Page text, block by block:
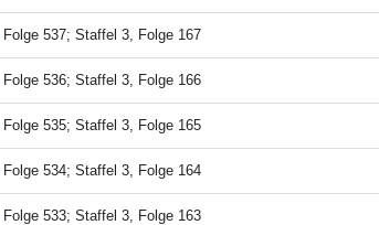
Folge 537; Staffel 3, Folge 167
Folge 536; Staffel 3, Folge 166
Folge 535; Staffel 3, Folge 165
Folge 534; Staffel 3, Folge 164
Folge 533; Staffel 3, Folge 163